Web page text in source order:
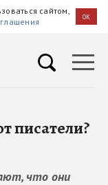
сайтом,
OK
писатели?
что они